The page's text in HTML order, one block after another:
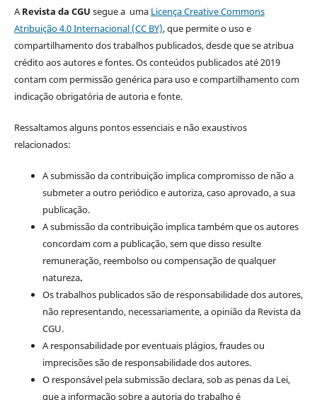
ARevista da CGU segue a uma Licença Creative Commons
Atribuição 4.0 Internacional (CC BY), que permite o uso e
compartilhamento dos trabalhos publicados, desde que se atribua
crédito aos autores e fontes. Os conteúdos publicados até 2019
contam com permissão genérica para uso e compartilhamento com
indicação obrigatória de autoria e fonte.
Ressaltamos alguns pontos essenciais e não exaustivos
relacionados:
A submissão da contribuição implica compromisso de não a
submeter a outro periódico e autoriza, caso aprovado, a sua
publicação.
A submissão da contribuição implica também que os autores
concordam com a publicação, sem que disso resulte
remuneração, reembolso ou compensação de qualquer
natureza.
Os trabalhos publicados são de responsabilidade dos autores,
não representando, necessariamente, a opinião da Revista da
CGU.
A responsabilidade por eventuais plágios, fraudes ou
imprecisões são de responsabilidade dos autores.
O responsável pela submissão declara, sob as penas da Lei,
que a informação sobre a autoria do trabalho é